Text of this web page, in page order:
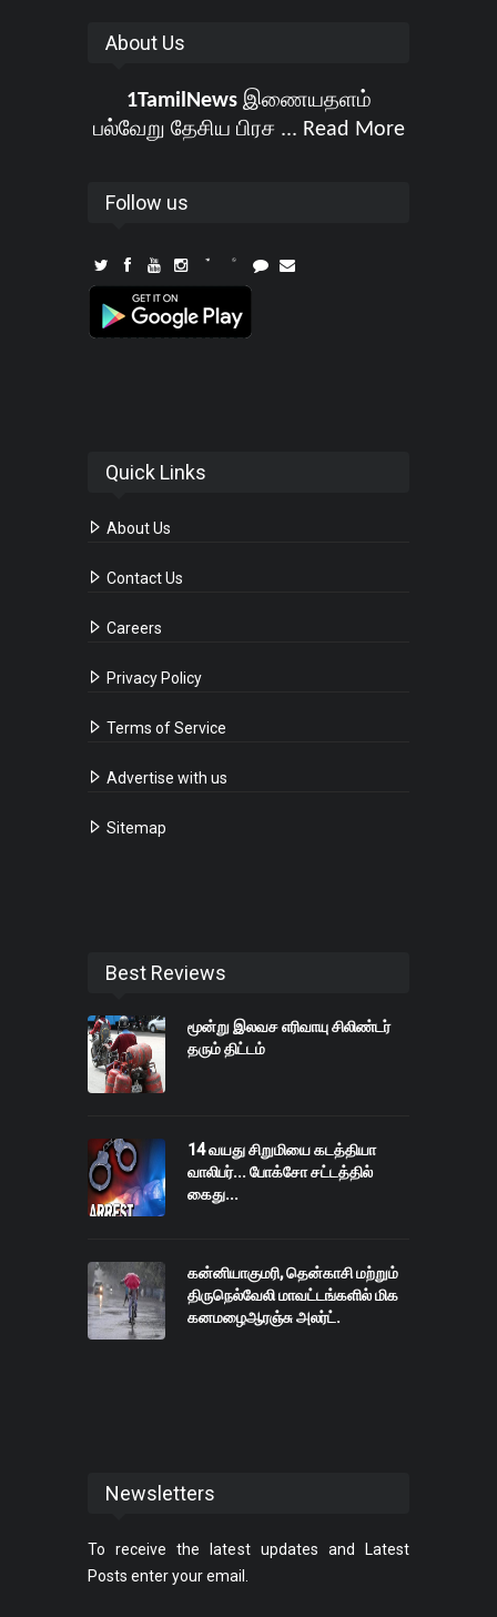
About Us
1TamilNewsஇணையதளம்
பல்வேறு தேசிய பிரச ... Read More
Follow us
Quick Links
About Us
Contact Us
Careers
Privacy Policy
Terms of Service
Advertise with us
Sitemap
Best Reviews
மூன்று இலவச எரிவாயு சிலிண்டர்
தரும் திட்டம்
14 வயது சிறுமியை கடத்தியா
வாலிபர்... போக்சோ சட்டத்தில்
கைது...
கன்னியாகுமரி, தென்காசி மற்றும்
திருநெல்வேலி மாவட்டங்களில் மிக
கனமழைஆரஞ்சு அலர்ட்.
Newsletters
To receive the latest updates and Latest
Posts enter your email.